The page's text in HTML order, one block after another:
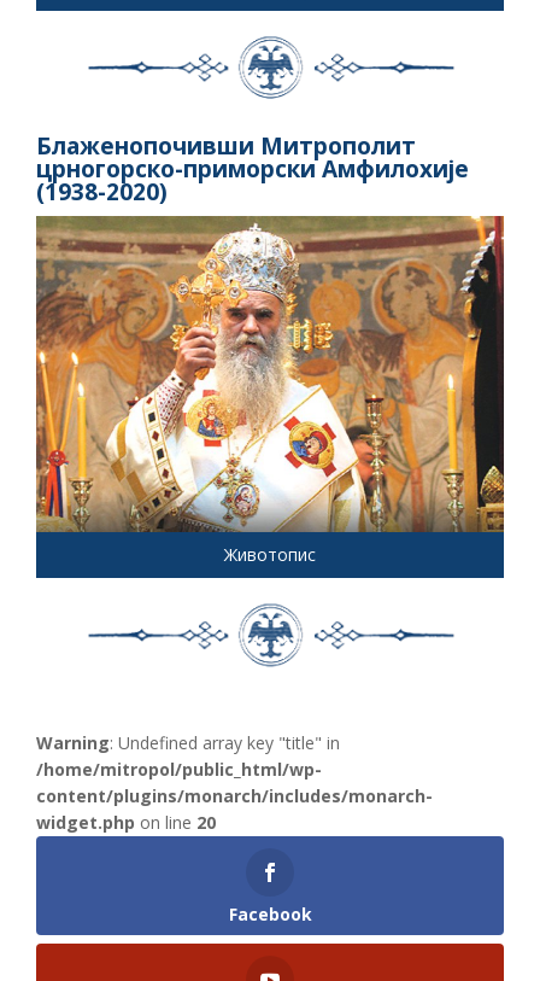
Блаженопочивши Митрополит
црногорско-приморски Амфилохије
(1938-2020)
Животопис
Warning: Undefined array key "title" in
/home/mitropol/public_html/wp-
content/plugins/monarch/includes/monarch-
widget.php on line 20
Facebook